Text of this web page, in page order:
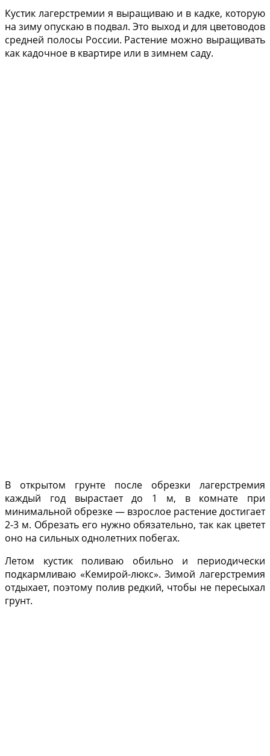
Кустик лагерстремии я выращиваю и в кадке, которую
на зиму опускаю в подвал. Это выход и для цветоводов
средней полосы России. Растение можно выращивать
как кадочное в квартире или в зимнем саду.
В открытом грунте после обрезки лагерстремия
каждый год вырастает до 1 м, в комнате при
минимальной обрезке — взрослое растение достигает
2-3 м. Обрезать его нужно обязательно, так как цветет
оно на сильных однолетних побегах.
Летом кустик поливаю обильно и периодически
подкармливаю «Кемирой-люкс». Зимой лагерстремия
отдыхает, поэтому полив редкий, чтобы не пересыхал
грунт.